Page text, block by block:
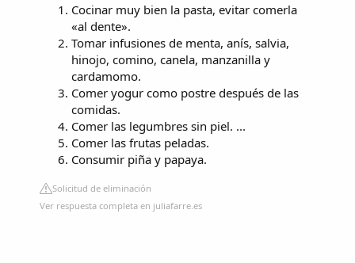
Cocinar muy bien la pasta, evitar comerla
«al dente».
Tomar infusiones de menta, anís, salvia,
hinojo, comino, canela, manzanilla y
cardamomo.
Comer yogur como postre después de las
comidas.
Comer las legumbres sin piel. ...
Comer las frutas peladas.
Consumir piña y papaya.
Solicitud de eliminación
Ver respuesta completa en juliafarre.es